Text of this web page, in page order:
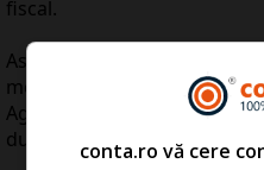
fiscal.
Astfel, ANAF propune,
modificarea si completarea
Agentiei Nationale de
dupa cum urmeaza:
conta.ro vă cere